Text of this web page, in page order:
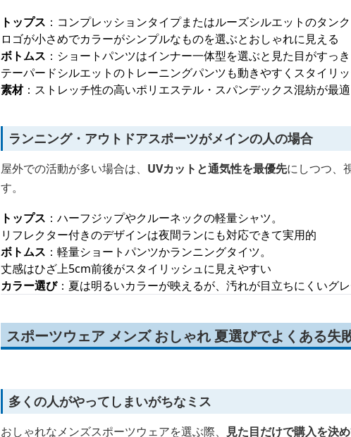
トップス ：コンプレッションタイプまたはルーズシルエットのタンク
ロゴが小さめでカラーがシンプルなものを選ぶとおしゃれに見える
ボトムス ：ショートパンツはインナー一体型を選ぶと見た目がすっき
テーパードシルエットのトレーニングパンツも動きやすくスタイリ
素材：ストレッチ性の高いポリエステル・スパンデックス混紡が最適
ランニング・アウトドアスポーツがメインの人の場合
屋外での活動が多い場合は、 UVカットと通気性を最優先にしつつ、
す。
トップス ：ハーフジップやクルーネックの軽量シャツ。
リフレクター付きのデザインは夜間ランにも対応できて実用的
ボトムス ：軽量ショートパンツかランニングタイツ。
丈感はひざ上5cm前後がスタイリッシュに見えやすい
カラー選び：夏は明るいカラーが映えるが、汚れが目立ちにくいグ
スポーツウェア メンズ おしゃれ 夏選びでよくある失
多くの人がやってしまいがちなミス
おしゃれなメンズスポーツウェアを選ぶ際、 見た目だけで購入を決